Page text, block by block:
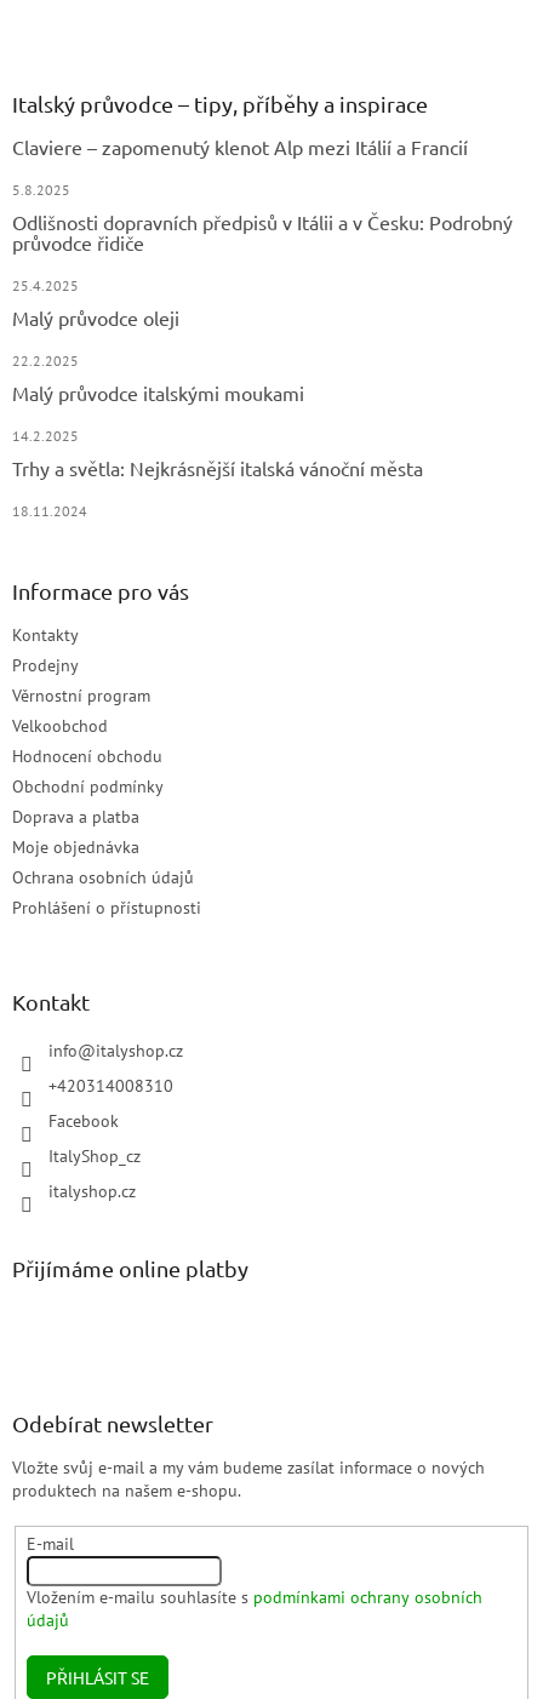
Italský průvodce – tipy, příběhy a inspirace
Claviere – zapomenutý klenot Alp mezi Itálií a Francií
5.8.2025
Odlišnosti dopravních předpisů v Itálii a v Česku: Podrobný
průvodce řidiče
25.4.2025
Malý průvodce oleji
22.2.2025
Malý průvodce italskými moukami
14.2.2025
Trhy a světla: Nejkrásnější italská vánoční města
18.11.2024
Informace pro vás
Kontakty
Prodejny
Věrnostní program
Velkoobchod
Hodnocení obchodu
Obchodní podmínky
Doprava a platba
Moje objednávka
Ochrana osobních údajů
Prohlášení o přístupnosti
Kontakt
info@italyshop.cz
+420314008310
Facebook
ItalyShop_cz
italyshop.cz
Přijímáme online platby
Odebírat newsletter
Vložte svůj e-mail a my vám budeme zasílat informace o nových
produktech na našem e-shopu.
E-mail
Vložením e-mailu souhlasíte s podmínkami ochrany osobních
údajů
PŘIHLÁSIT SE